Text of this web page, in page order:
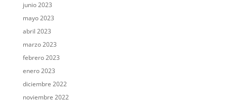
junio 2023
mayo 2023
abril 2023
marzo 2023
febrero 2023
enero 2023
diciembre 2022
noviembre 2022